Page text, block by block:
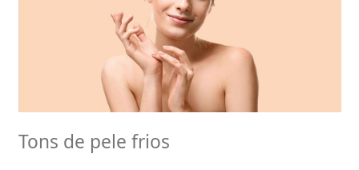
Tons de pele frios